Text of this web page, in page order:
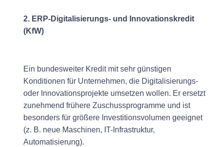
2. ERP-Digitalisierungs- und Innovationskredit
(KfW)
Ein bundesweiter Kredit mit sehr günstigen
Konditionen für Unternehmen, die Digitalisierungs-
oder Innovationsprojekte umsetzen wollen. Er ersetzt
zunehmend frühere Zuschussprogramme und ist
besonders für größere Investitionsvolumen geeignet
(z. B. neue Maschinen, IT-Infrastruktur,
Automatisierung).